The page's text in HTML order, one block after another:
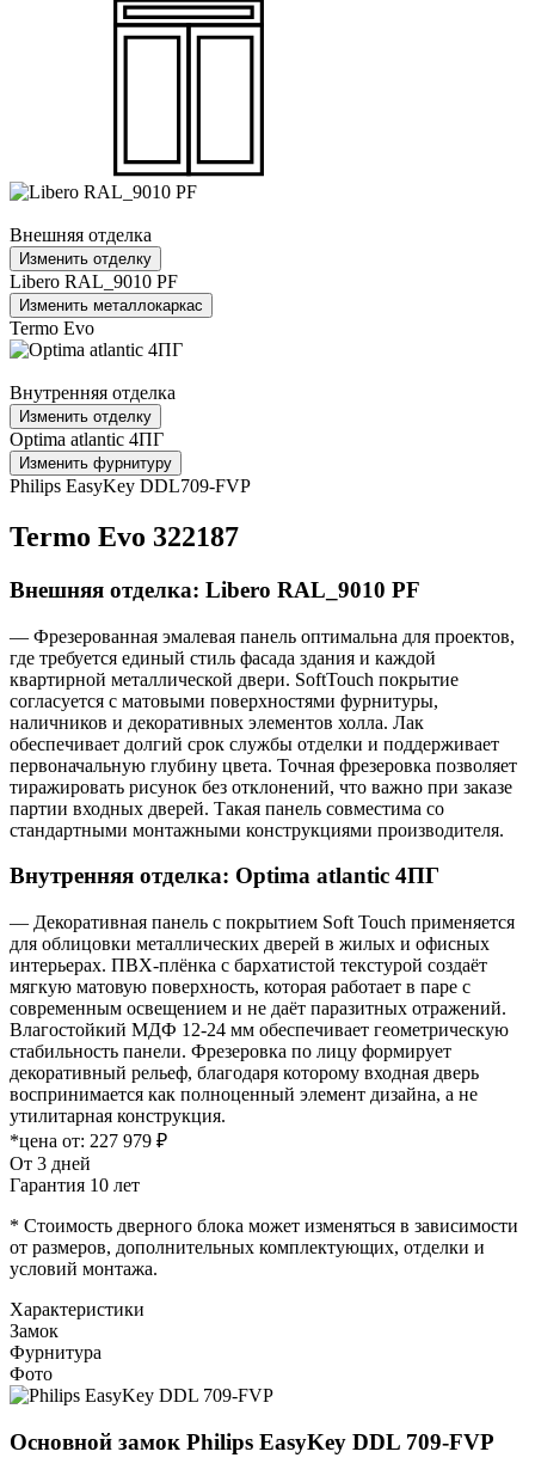
Внешняя отделка
Изменить отделку
Libero RAL_9010 PF
Изменить металлокаркас
Termo Evo
Внутренняя отделка
Изменить отделку
Optima atlantic 4ПГ
Изменить фурнитуру
Philips EasyKey DDL709-FVP
Termo Evo 322187
Внешняя отделка: Libero RAL_9010 PF
— Фрезерованная эмалевая панель оптимальна для проектов,
где требуется единый стиль фасада здания и каждой
квартирной металлической двери. SoftTouch покрытие
согласуется с матовыми поверхностями фурнитуры,
наличников и декоративных элементов холла. Лак
обеспечивает долгий срок службы отделки и поддерживает
первоначальную глубину цвета. Точная фрезеровка позволяет
тиражировать рисунок без отклонений, что важно при заказе
партии входных дверей. Такая панель совместима со
стандартными монтажными конструкциями производителя.
Внутренняя отделка: Optima atlantic 4ПГ
— Декоративная панель с покрытием Soft Touch применяется
для облицовки металлических дверей в жилых и офисных
интерьерах. ПВХ-плёнка с бархатистой текстурой создаёт
мягкую матовую поверхность, которая работает в паре с
современным освещением и не даёт паразитных отражений.
Влагостойкий МДФ 12-24 мм обеспечивает геометрическую
стабильность панели. Фрезеровка по лицу формирует
декоративный рельеф, благодаря которому входная дверь
воспринимается как полноценный элемент дизайна, а не
утилитарная конструкция.
*цена от: 227 979 ₽
От 3 дней
Гарантия 10 лет
* Стоимость дверного блока может изменяться в зависимости
от размеров, дополнительных комплектующих, отделки и
условий монтажа.
Характеристики
Замок
Фурнитура
Фото
Основной замок Philips EasyKey DDL 709-FVP